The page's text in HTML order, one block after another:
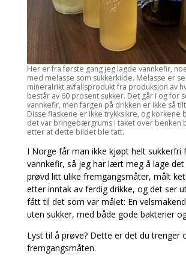
Her er fra første gang jeg lagde vannkefir,
med melasse som sukkerkilde. Melasse er
mineralrikt avfallsprodukt fra produksjon av
består av 60 prosent sukker. Det går i og for
vannkefir, men fargen på drikken er ikke så
Disse flaskene er ikke trykksikre, og korkene
det var bringebærgrums i taket over benken
etter at dette bildet ble tatt.
I Norge får man ikke kjøpt helt sukkerfri
vannkefir, så jeg har lært meg å lage det
prøvd litt ulike fremgangsmåter, målt
etter inntak av ferdig drikke, og det ser
fått til det som var målet: En
uten sukker, med både gode bakterier
Lyst til å prøve? Dette er det du trenger
fremgangsmåten.